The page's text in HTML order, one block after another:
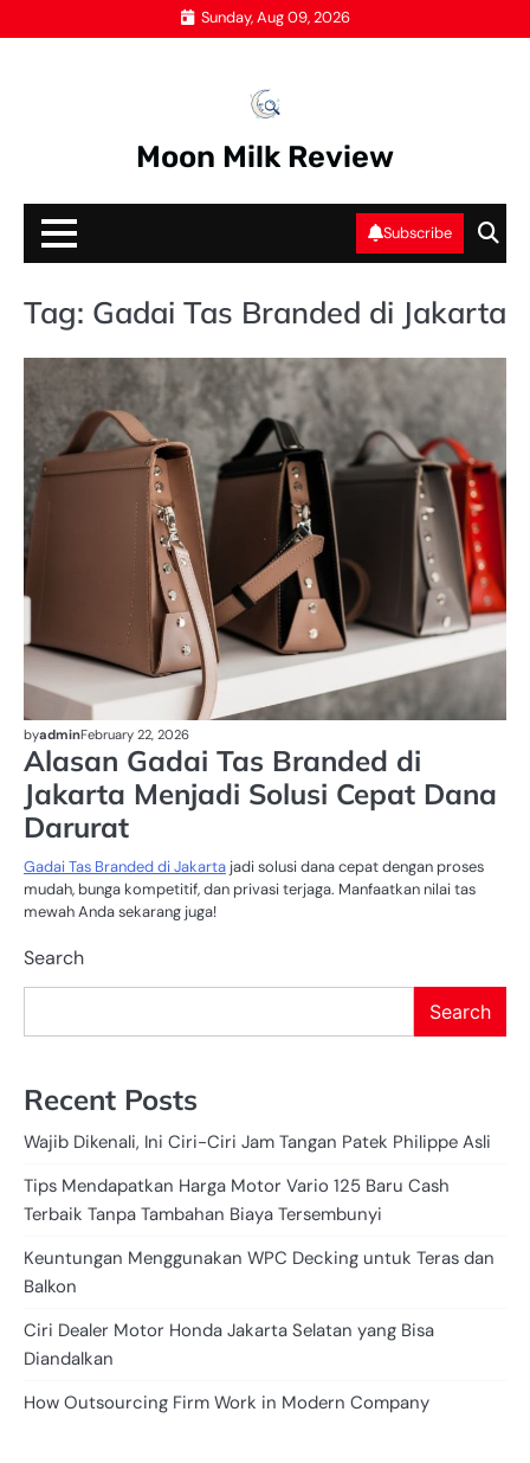
to
Sunday, Aug 09, 2026
Moon Milk Review
Subscribe
Tag: Gadai Tas Branded di Jakarta
byadminFebruary 22, 2026
Alasan Gadai Tas Branded di
Jakarta Menjadi Solusi Cepat Dana
Darurat
Gadai Tas Branded di Jakarta jadi solusi dana cepat dengan proses
mudah, bunga kompetitif, dan privasi terjaga. Manfaatkan nilai tas
mewah Anda sekarang juga!
Search
Search
Recent Posts
Wajib Dikenali, Ini Ciri-Ciri Jam Tangan Patek Philippe Asli
Tips Mendapatkan Harga Motor Vario 125 Baru Cash
Terbaik Tanpa Tambahan Biaya Tersembunyi
Keuntungan Menggunakan WPC Decking untuk Teras dan
Balkon
Ciri Dealer Motor Honda Jakarta Selatan yang Bisa
Diandalkan
How Outsourcing Firm Work in Modern Company